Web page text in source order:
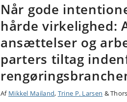
Når gode
hårde virkelighed:
ansættelser og
parters tiltag
Af Mikkel Mailand, Trine P. Larsen &